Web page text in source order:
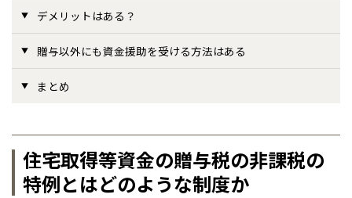
木材調達指針
グループ会社紹介
採用情報
デメリットはある？
贈与以外にも資金援助を受ける方法はある
まとめ
住宅取得等資金の贈与税の非課税の
特例とはどのような制度か